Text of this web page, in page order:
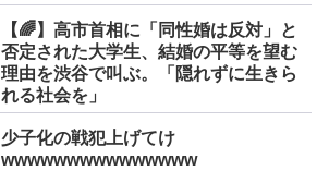
【🌈】高市首相に「同性婚は反対」と
否定された大学生、結婚の平等を望む
理由を渋谷で叫ぶ。「隠れずに生きら
れる社会を」
少子化の戦犯上げてけ
wwwwwwwwwwwwwww